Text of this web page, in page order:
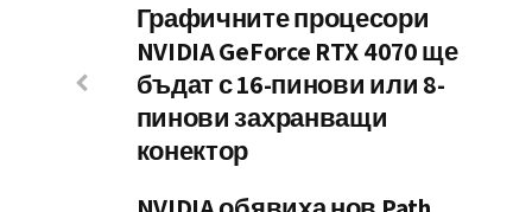
Графичните процесори
NVIDIA GeForce RTX 4070 ще
бъдат с 16-пинови или 8-
пинови захранващи
конектор